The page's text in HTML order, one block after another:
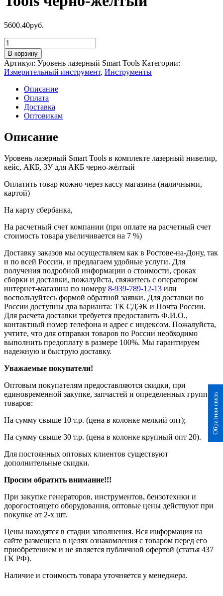
Обратная связь
5600.40руб.
Количество
товара
Уровень
лазерный
Smart
Tools
чёрно-
жёлтый
В корзину
Артикул: Уровень лазерный Smart Tools Категории:
Измерительный инструмент, Инструменты
Описание
Оплата
Доставка
Оптовикам
Описание
Уровень лазерный Smart Tools в комплекте лазерный нивелир,
кейс, АКБ, ЗУ для АКБ черно-жёлтый
Оплатить товар можно через кассу магазина (наличными,
картой)
На карту сбербанка,
На расчетный счет компании (при оплате на расчетный счет
стоимость товара увеличивается на 7 %)
Доставку заказов мы осуществляем как в Ростове-на-Дону, так
и по всей России, и предлагаем удобные услуги. Для
получения подробной информации о стоимости, сроках
сборки и доставки, пожалуйста, свяжитесь с оператором
интернет-магазина по номеру 8-939-789-12-13 или
воспользуйтесь формой обратной заявки. Для доставки по
России доступны два варианта: ТК СДЭК и Почта России.
Для расчета доставки требуется предоставить Ф.И.О.,
контактный номер телефона и адрес с индексом. Пожалуйста,
учтите, что для отправки товаров по России необходимо
выполнить предоплату в размере 100%. Мы гарантируем
надежную и быструю доставку.
Уважаемые покупатели!
Оптовым покупателям предоставляются скидки, при
единовременной закупке, запчастей и определенных групп
товаров:
На сумму свыше 10 т.р. (цена в колонке мелкий опт);
На сумму свыше 30 т.р. (цена в колонке крупный опт 20).
Для постоянных оптовых клиентов существуют
дополнительные скидки.
Просим обратить внимание!!!
При закупке генераторов, инструментов, бензотехнки и
дорогостоящего оборудования, оптовые цены действуют при
покупке от 2-х шт.
Цены находятся в стадии заполнения. Вся информация на
сайте размещена в целях ознакомления с товаром перед его
приобретением и не является публичной офертой (статья 437
ГК РФ).
Наличие и стоимость товара уточняется у менеджера.